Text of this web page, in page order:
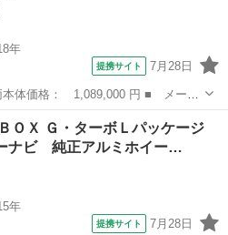
年
提携サイト 7月28日
ＢＯＸカスタム ■ グレード
660cc ■ ドア枚数： 5D ■ ...
ＯＸ Ｇ・ターボＬパッケージ
ナビ 純正アルミホイー…
年
提携サイト 7月28日